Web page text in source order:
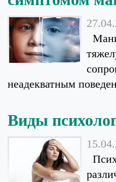
неадекватным
Виды